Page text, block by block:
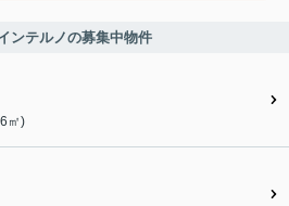
ンテルノの募集中物件
㎡)